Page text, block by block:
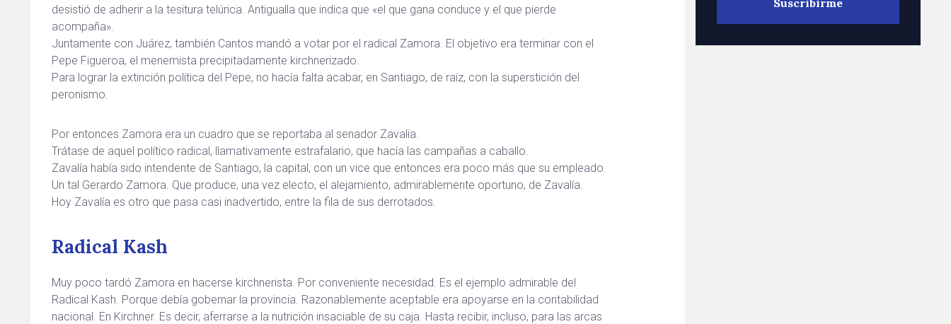
desistió de adherir a la tesitura telúrica. Antigualla que indica que «el que gana conduce y el que pierde
acompaña».
Juntamente con Juárez, también Cantos mandó a votar por el radical Zamora. El objetivo era terminar con el
Pepe Figueroa, el menemista precipitadamente kirchnerizado.
Para lograr la extinción política del Pepe, no hacía falta acabar, en Santiago, de raíz, con la superstición del
peronismo.
Por entonces Zamora era un cuadro que se reportaba al senador Zavalía.
Trátase de aquel político radical, llamativamente estrafalario, que hacía las campañas a caballo.
Zavalía había sido intendente de Santiago, la capital, con un vice que entonces era poco más que su empleado.
Un tal Gerardo Zamora. Que produce, una vez electo, el alejamiento, admirablemente oportuno, de Zavalía.
Hoy Zavalía es otro que pasa casi inadvertido, entre la fila de sus derrotados.
Radical Kash
Muy poco tardó Zamora en hacerse kirchnerista. Por conveniente necesidad. Es el ejemplo admirable del
Radical Kash. Porque debía gobernar la provincia. Razonablemente aceptable era apoyarse en la contabilidad
nacional. En Kirchner. Es decir, aferrarse a la nutrición insaciable de su caja. Hasta recibir, incluso, para las arcas